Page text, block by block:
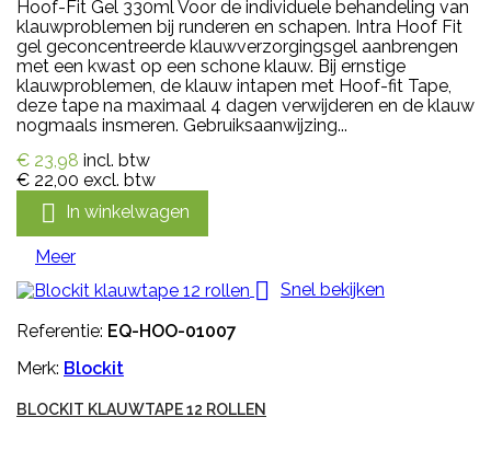
Hoof-Fit Gel 330ml Voor de individuele behandeling van
klauwproblemen bij runderen en schapen. Intra Hoof Fit
gel geconcentreerde klauwverzorgingsgel aanbrengen
met een kwast op een schone klauw. Bij ernstige
klauwproblemen, de klauw intapen met Hoof-fit Tape,
deze tape na maximaal 4 dagen verwijderen en de klauw
nogmaals insmeren. Gebruiksaanwijzing...
€ 23,98 incl. btw
€ 22,00 excl. btw
 In winkelwagen
Meer
 Snel bekijken
Referentie: EQ-HOO-01007
Merk: Blockit
BLOCKIT KLAUWTAPE 12 ROLLEN